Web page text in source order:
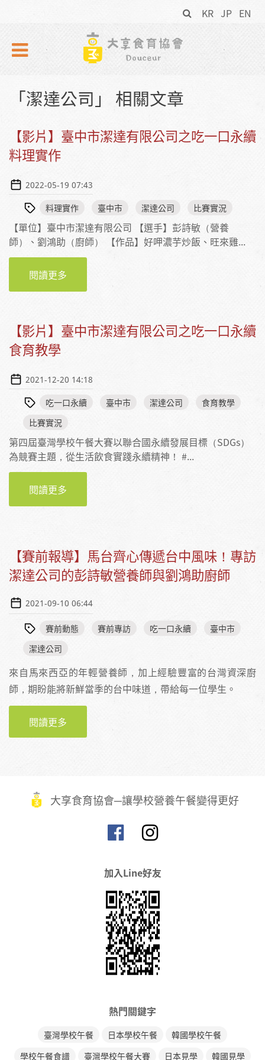
KR JP EN
搜
尋
表
「潔達公司」 相關文章
【影片】臺中市潔達有限公司之吃一口永續
料理實作
2022-05-19 07:43
料理實作 臺中市 潔達公司 比賽實況
【單位】臺中市潔達有限公司 【選手】彭詩敏（營養
師）、劉鴻助（廚師） 【作品】好呷濃芋炒飯、旺來雞...
閱讀更多
理實作
【影片】臺中市潔達有限公司之吃一口永續
食育教學
2021-12-20 14:18
吃一口永續 臺中市 潔達公司
食育教學
比賽實況
第四屆臺灣學校午餐大賽以聯合國永續發展目標（SDGs）
為競賽主題，從生活飲食實踐永續精神！ #...
閱讀更多
育教學
【賽前報導】馬台齊心傳遞台中風味！專訪
潔達公司的彭詩敏營養師與劉鴻助廚師
2021-09-10 06:44
賽前動態 賽前專訪 吃一口永續
臺中市
潔達公司
來自馬來西亞的年輕營養師，加上經驗豐富的台灣資深廚
師，期盼能將新鮮當季的台中味道，帶給每一位學生。
閱讀更多
訪潔達公司的彭詩敏營養師與劉鴻助廚師
大享食育協會─讓學校營養午餐變得更好
加入Line好友
熱門關鍵字
臺灣學校午餐 日本學校午餐
韓國學校午餐
學校午餐食譜
臺灣學校午餐大賽 日本見學 韓國見學